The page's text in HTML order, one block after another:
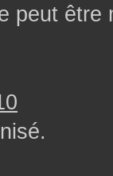
peut